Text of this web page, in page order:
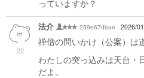
っていますか？
22
法介 259e67dbae 2026/
禅僧の問いかけ（公案）は
わたしの突っ込みは天台・
だよ。